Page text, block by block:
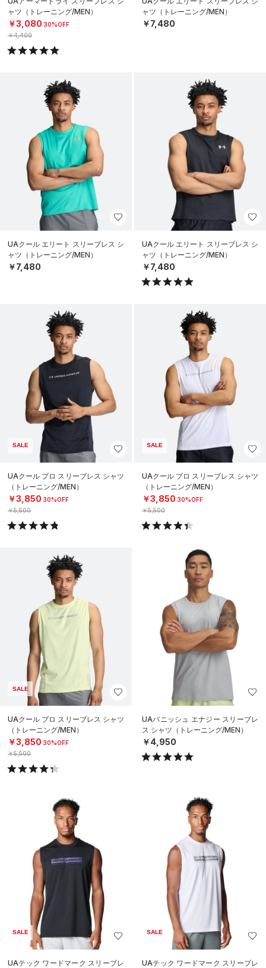
ャツ（トレーニング/MEN）
￥3,080 30%OFF
￥4,400
ャツ（トレーニング/MEN）
￥7,480
UAクール エリート スリーブレス シ
ャツ（トレーニング/MEN）
￥7,480
UAクール エリート スリーブレス シ
ャツ（トレーニング/MEN）
￥7,480
SALE
UAクール プロ スリーブレス シャツ
（トレーニング/MEN）
￥3,850 30%OFF
￥5,500
SALE
UAクール プロ スリーブレス シャツ
（トレーニング/MEN）
￥3,850 30%OFF
￥5,500
SALE
UAクール プロ スリーブレス シャツ
（トレーニング/MEN）
￥3,850 30%OFF
￥5,500
UAバニッシュ エナジー スリーブレ
ス シャツ（トレーニング/MEN）
￥4,950
SALE
UAテック ワードマーク スリーブレ
SALE
UAテック ワードマーク スリーブレ